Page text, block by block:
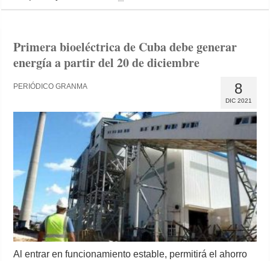
Primera bioeléctrica de Cuba debe generar
energía a partir del 20 de diciembre
8
DIC 2021
PERIÓDICO GRANMA
Al entrar en funcionamiento estable, permitirá el ahorro